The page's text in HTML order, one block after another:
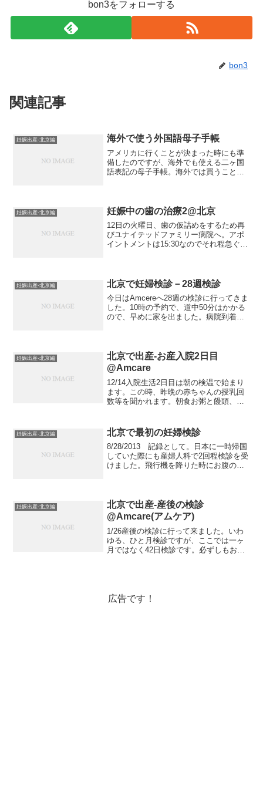
bon3をフォローする
bon3
関連記事
妊娠出産-北京編 海外で使う外国語母子手帳
アメリカに行くことが決まった時にも準
備したのですが、海外でも使える二ヶ国
語表記の母子手帳。海外では買うことが
てしまったので、実家...
妊娠出産-北京編 妊娠中の歯の治療2@北京
12日の火曜日、歯の仮詰めをするため再
びユナイテッドファミリー病院へ。アポ
イントメントは15:30なのでそれ程急ぐわ
って来てからも疲...
妊娠出産-北京編 北京で妊婦検診－28週検診
今日はAmcereへ28週の検診に行ってきま
した。10時の予約で、道中50分はかかる
ので、早めに家を出ました。病院到着後
タイプの体重...
妊娠出産-北京編
北京で出産-お産入院2日目
@Amcare
12/14入院生活2日目は朝の検温で始まり
ます。この時、昨晩の赤ちゃんの授乳回
数等を聞かれます。朝食お粥と饅頭、た
ゃんを問診します。その後、看護師さん
に出産後の傷を見せ...
妊娠出産-北京編 北京で最初の妊婦検診
8/28/2013 記録として。日本に一時帰国
していた際にも産婦人科で2回程検診を受
けました。飛行機を降りた時にお腹の調
起こしている...
妊娠出産-北京編
北京で出産-産後の検診
@Amcare(アムケア)
1/26産後の検診に行って来ました。いわ
ゆる、ひと月検診ですが、ここでは一ヶ
月ではなく42日検診です。必ずしもお産
広告です！